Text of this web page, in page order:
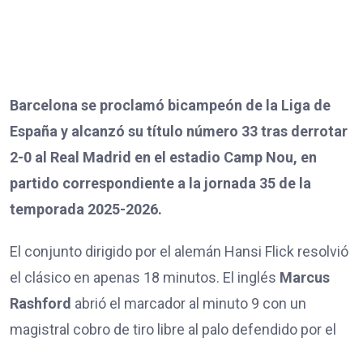
Barcelona se proclamó bicampeón de la Liga de
España y alcanzó su título número 33 tras derrotar
2-0 al Real Madrid en el estadio Camp Nou, en
partido correspondiente a la jornada 35 de la
temporada 2025-2026.
El conjunto dirigido por el alemán Hansi Flick resolvió
el clásico en apenas 18 minutos. El inglés Marcus
Rashford abrió el marcador al minuto 9 con un
magistral cobro de tiro libre al palo defendido por el